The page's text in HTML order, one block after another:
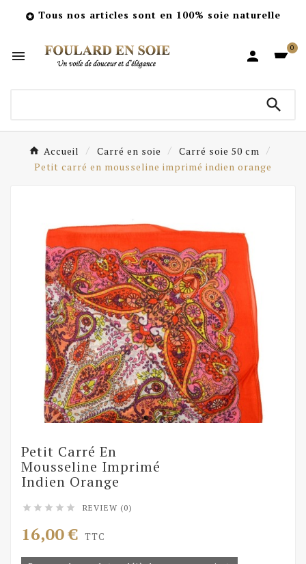
 Tous nos articles sont en 100% soie naturelle
 
0

Accueil Carré en soie
Carré soie 50 cm
Petit carré en mousseline imprimé indien orange
Petit Carré En
Mousseline Imprimé
Indien Orange
     REVIEW (0)
16,00 € TTC